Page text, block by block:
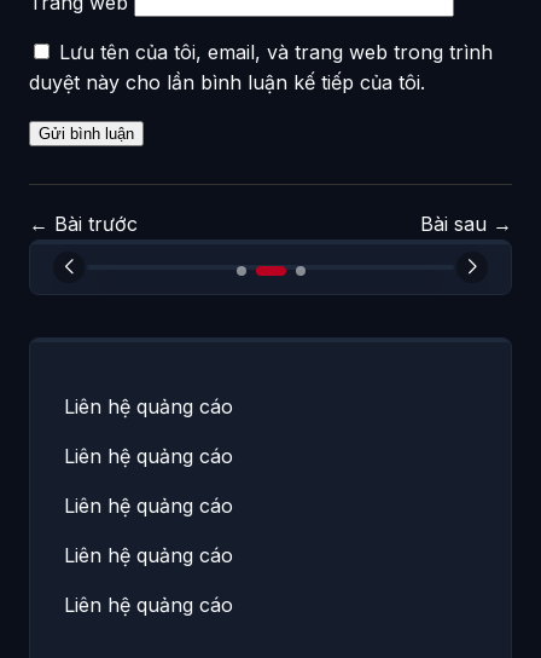
Lưu tên của tôi, email, và trang web trong trình
duyệt này cho lần bình luận kế tiếp của tôi.
← Bài trước Bài sau →
Liên hệ quảng cáo
Liên hệ quảng cáo
Liên hệ quảng cáo
Liên hệ quảng cáo
Liên hệ quảng cáo